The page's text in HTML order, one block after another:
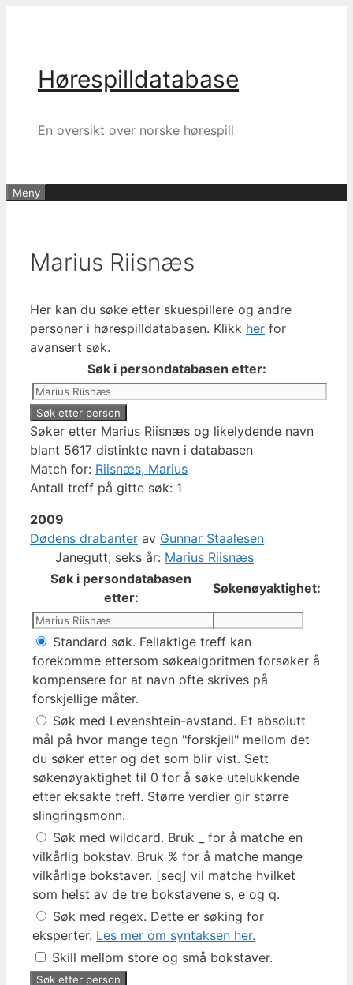
Hørespilldatabase
En oversikt over norske hørespill
Meny
Marius Riisnæs
Her kan du søke etter skuespillere og andre
personer i hørespilldatabasen. Klikk her for
avansert søk.
Søk i persondatabasen etter:
Søker etter Marius Riisnæs og likelydende navn
blant 5617 distinkte navn i databasen
Match for: Riisnæs, Marius
Antall treff på gitte søk: 1
2009
Dødens drabanter av Gunnar Staalesen
Janegutt, seks år: Marius Riisnæs
Søk i persondatabasen
etter:
Søkenøyaktighet:
Standard søk. Feilaktige treff kan
forekomme ettersom søkealgoritmen forsøker å
kompensere for at navn ofte skrives på
forskjellige måter.
Søk med Levenshtein-avstand. Et absolutt
mål på hvor mange tegn "forskjell" mellom det
du søker etter og det som blir vist. Sett
søkenøyaktighet til 0 for å søke utelukkende
etter eksakte treff. Større verdier gir større
slingringsmonn.
Søk med wildcard. Bruk _ for å matche en
vilkårlig bokstav. Bruk % for å matche mange
vilkårlige bokstaver. [seq] vil matche hvilket
som helst av de tre bokstavene s, e og q.
Søk med regex. Dette er søking for
eksperter. Les mer om syntaksen her.
Skill mellom store og små bokstaver.